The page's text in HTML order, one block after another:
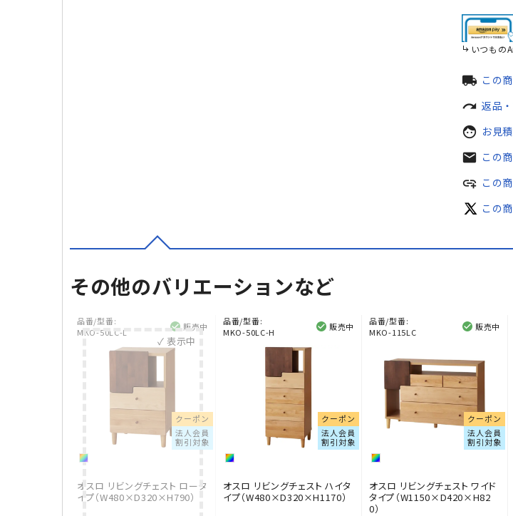
いつもの
local_shipping この
redo 返品
face お見
mail この
add_link この
この
その他のバリエーションなど
✓ 表示中
品番/型番:
MKO-50LC-L
販売中
クーポン
法人会員
割引対象
オスロ リビングチェスト ロータ
イプ（W480×D320×H790）
品番/型番:
MKO-50LC-H
販売中
クーポン
法人会員
割引対象
オスロ リビングチェスト ハイタ
イプ（W480×D320×H1170）
品番/型番:
MKO-115LC
販売中
クーポン
法人会員
割引対象
オスロ リビングチェスト ワイド
タイプ（W1150×D420×H82
0）